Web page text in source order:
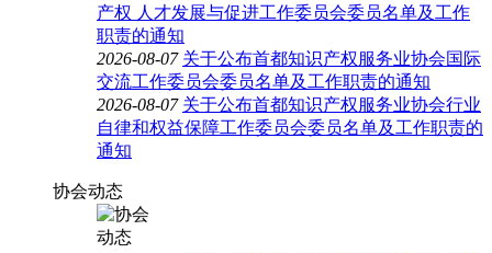
产权 人才发展与促进工作委员会委员名单及工作
职责的通知
2026-08-07 关于公布首都知识产权服务业协会国际
交流工作委员会委员名单及工作职责的通知
2026-08-07 关于公布首都知识产权服务业协会行业
自律和权益保障工作委员会委员名单及工作职责的
通知
协会动态